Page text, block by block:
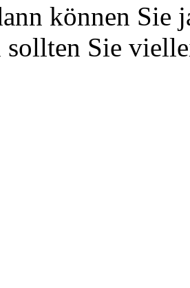
können Sie
sollten Sie